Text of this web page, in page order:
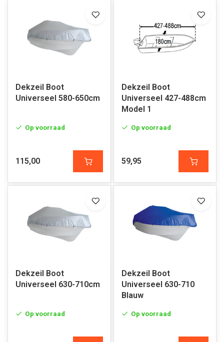
Dekzeil Boot
Universeel 580-650cm
Op voorraad
115,00
Dekzeil Boot
Universeel 427-488cm
Model 1
Op voorraad
59,95
Dekzeil Boot
Universeel 630-710cm
Op voorraad
Dekzeil Boot
Universeel 630-710
Blauw
Op voorraad